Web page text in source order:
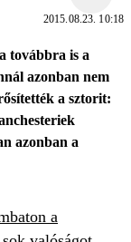
2015.08.23. 10:18
továbbra is a
azonban nem
a sztorit:
azonban a
a